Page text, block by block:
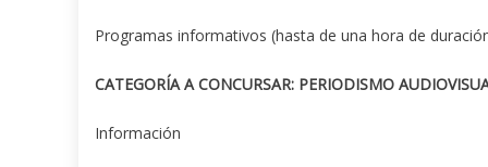
Programas informativos (hasta de una hora de
CATEGORÍA A CONCURSAR: PERIODISMO
Información